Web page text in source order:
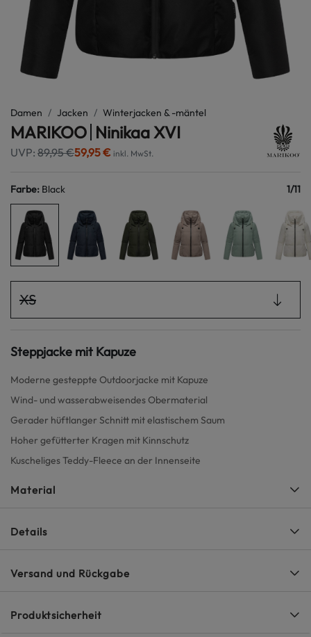
Damen Jacken Winterjacken & -mäntel
MARIKOO Ninikaa XVI
UVP: 89,95 €59,95 € inkl. MwSt.
Farbe: Black 1/11
XS
Steppjacke mit Kapuze
Moderne gesteppte Outdoorjacke mit Kapuze
Wind- und wasserabweisendes Obermaterial
Gerader hüftlanger Schnitt mit elastischem Saum
Hoher gefütterter Kragen mit Kinnschutz
Kuscheliges Teddy-Fleece an der Innenseite
Material
Details
Versand und Rückgabe
Produktsicherheit